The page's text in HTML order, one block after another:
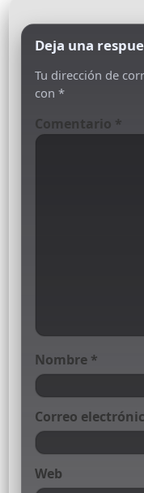
Deja una
Tu dirección de
con *
Comentario *
Nombre *
Correo
Web